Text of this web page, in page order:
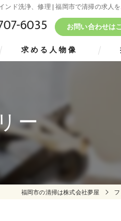
ンド洗浄、修理 | 福岡市で清掃の求人
6035 お問い合わせは
求める人物像
ー
福岡市の清掃は株式会社夢屋